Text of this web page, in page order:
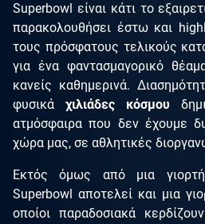
Superbowl είναι κάτι το
παρακολουθήσει έστω και
τους πρόσφατους τελικούς
για ένα φαντασμαγορικό
κανείς καθημερινά.
φυσικά χιλιάδες κόσμου
ατμόσφαιρα που δεν έχουμε
χώρα μας, σε αθλητικές
Εκτός όμως από μια
Superbowl αποτελεί και μια
οποίοι παραδοσιακά